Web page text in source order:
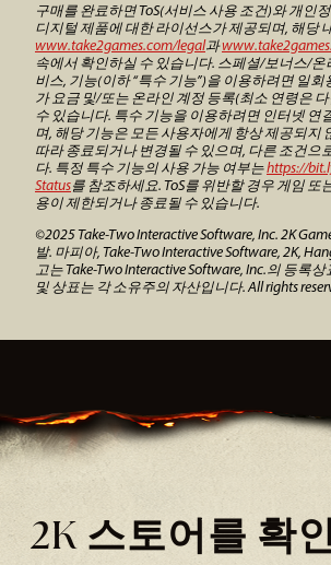
구매를 완료하면 ToS(서비스 사용 조건)와 개인
디지털 제품에 대한 라이선스가 제공되며, 해당
www.take2games.com/legal과
속에서 확인하실 수 있습니다. 스페셜/보너스/온
비스, 기능(이하 “특수 기능”)을 이용하려면 일회
가 요금 및/또는 온라인 계정 등록(최소 연령은
수 있습니다. 특수 기능을 이용하려면 인터넷 연
며, 해당 기능은 모든 사용자에게 항상 제공되지
따라 종료되거나 변경될 수 있으며, 다른 조건으
다. 특정 특수 기능의 사용 가능 여부는https://
Status를 참조하세요. ToS를 위반할 경우 게임 또
용이 제한되거나 종료될 수 있습니다.
©2025 Take-Two Interactive Software, Inc. 2K
발. 마피아, Take-Two Interactive Software, 2K,
고는 Take-Two Interactive Software, Inc.의 등록
및 상표는 각 소유주의 자산입니다. All rights
2K 스토어를 확